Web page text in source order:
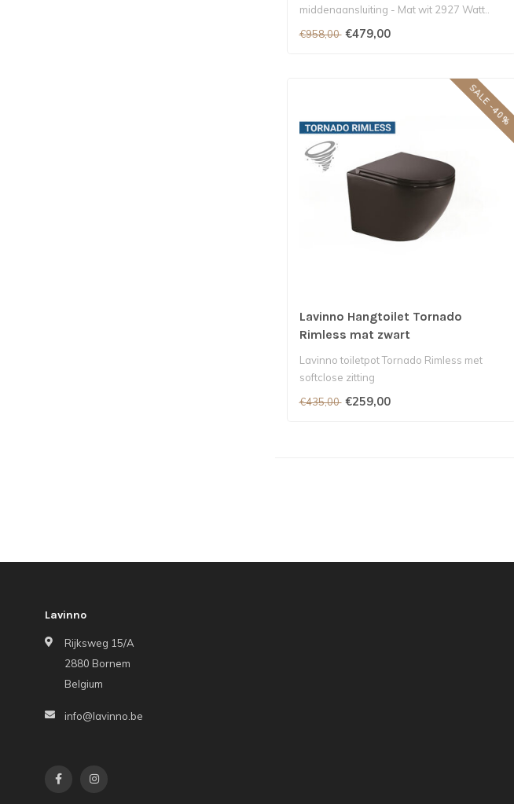
middenaansluiting - Mat wit 2927 Watt..
€958,00 €479,00
SALE -40%
Lavinno Hangtoilet Tornado
Rimless mat zwart
Lavinno toiletpot Tornado Rimless met
softclose zitting
€435,00 €259,00
Lavinno
Rijksweg 15/A
2880 Bornem
Belgium
info@lavinno.be